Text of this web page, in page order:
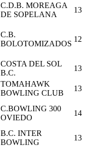
C.D.B. MOREAGA
DE SOPELANA
13
C.B.
BOLOTOMIZADOS
12
COSTA DEL SOL
B.C.
13
TOMAHAWK
BOWLING CLUB
13
C.BOWLING 300
OVIEDO
14
B.C. INTER
BOWLING
13